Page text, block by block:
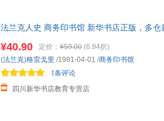
法兰克人史 商务印书馆 新华书店正版，多
¥40.90 定价： ¥59.00 (6.94折)
四川新华书店教育专营店
1条评论
(法兰克)格雷戈里 /1981-04-01 /商务印书馆